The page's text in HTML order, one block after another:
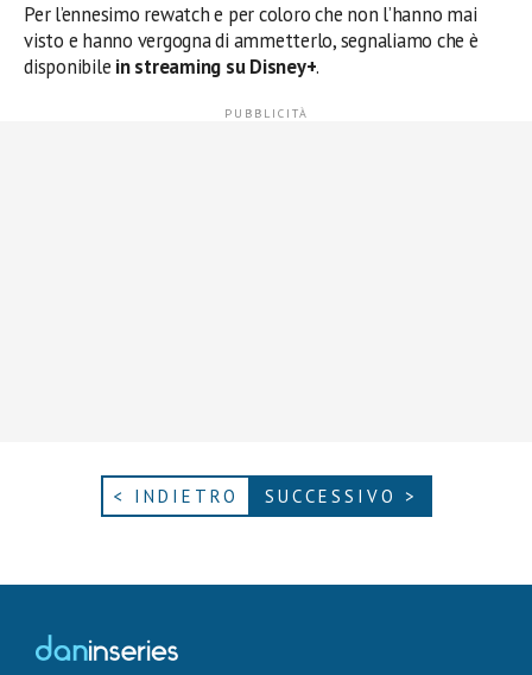
Per l’ennesimo rewatch e per coloro che non l’hanno mai
visto e hanno vergogna di ammetterlo, segnaliamo che è
disponibile in streaming su Disney+.
< INDIETRO SUCCESSIVO >